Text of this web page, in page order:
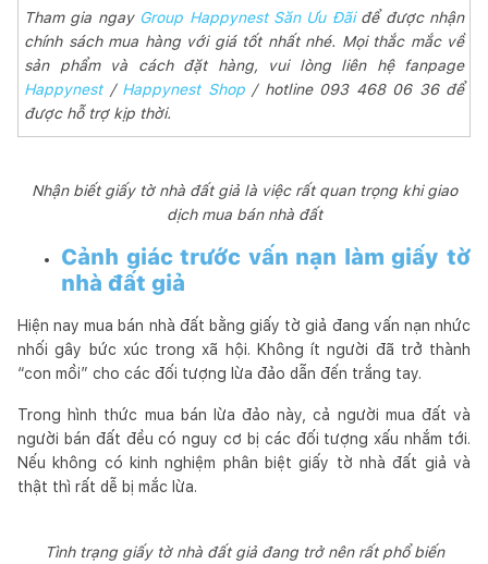
Tham gia ngay Group Happynest Săn Ưu Đãi để được nhận
chính sách mua hàng với giá tốt nhất nhé. Mọi thắc mắc về
sản phẩm và cách đặt hàng, vui lòng liên hệ fanpage
Happynest/ Happynest Shop/ hotline 093 468 06 36 để
được hỗ trợ kịp thời.
Nhận biết giấy tờ nhà đất giả là việc rất quan trọng khi giao
dịch mua bán nhà đất
Cảnh giác trước vấn nạn làm giấy tờ
nhà đất giả
Hiện nay mua bán nhà đất bằng giấy tờ giả đang vấn nạn nhức
nhối gây bức xúc trong xã hội. Không ít người đã trở thành
“con mồi” cho các đối tượng lừa đảo dẫn đến trắng tay.
Trong hình thức mua bán lừa đảo này, cả người mua đất và
người bán đất đều có nguy cơ bị các đối tượng xấu nhắm tới.
Nếu không có kinh nghiệm phân biệt giấy tờ nhà đất giả và
thật thì rất dễ bị mắc lừa.
Tình trạng giấy tờ nhà đất giả đang trở nên rất phổ biến